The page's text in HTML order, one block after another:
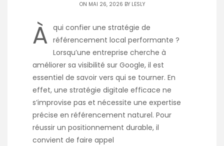
ON MAI 26, 2026 BY LESLY
À qui confier une stratégie de
référencement local performante ?
Lorsqu’une entreprise cherche à
améliorer sa visibilité sur Google, il est
essentiel de savoir vers qui se tourner. En
effet, une stratégie digitale efficace ne
s’improvise pas et nécessite une expertise
précise en référencement naturel. Pour
réussir un positionnement durable, il
convient de faire appel